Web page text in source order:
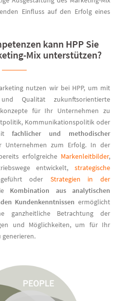
Einfluss auf den Erfolg eines
kann HPP Sie
Mix unterstützen?
nutzen wir bei HPP, um mit
Qualität zukunftsorientierte
für Ihr Unternehmen zu
Kommunikationspolitik oder
fachlicher und methodischer
Unternehmen zum Erfolg. In der
erfolgreiche Markenleitbilder,
entwickelt, strategische
oder Strategien in der
Kombination aus analytischen
Kundenkenntnissen ermöglicht
ganzheitliche Betrachtung der
und Möglichkeiten, um für Ihr
generieren.